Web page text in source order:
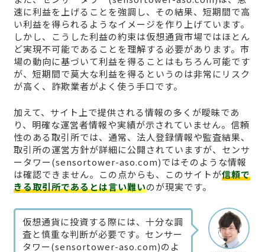
速に利益を上げることを強調し、その結果、短期間で高
い利益を得られるようなイメージを作り上げています。
しかし、こうした利益の約束は仮想通貨市場ではほとん
ど実現不可能であることを理解する必要があります。市
場の動向に基づいて利益を得ることはもちろん可能です
が、短期間で莫大な利益を得るというのは非常にリスク
が高く、詐欺業者がよく使う手口です。
加えて、サイト上で提供される情報の多くが曖昧であ
り、明確な運営者情報や実績が示されていません。信頼
性のある取引所では、通常、法人登録情報や監査結果、
取引所の運営方針が詳細に公開されていますが、センサ
ータワー(sensortower-aso.com)ではそのような情報
は確認できません。この点からも、このサイトが信頼で
きる取引所であるとは言い難いのが現実です。
仮想通貨に投資する際には、十分な調
査と慎重な判断が必要です。センサー
タワー(sensortower-aso.com)のよ